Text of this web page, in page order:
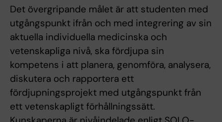
Det övergripande målet är att studenten med
utgångspunkt ifrån och med integrering av sin
aktuella individuella medicinska och
vetenskapliga nivå, ska fördjupa sin
kompetens i att planera, genomföra, analysera,
diskutera och rapportera ett
fördjupningsprojekt med utgångspunkt från
ett vetenskapligt förhållningssätt.